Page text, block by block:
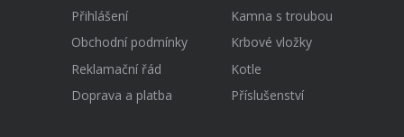
Přihlášení
Obchodní podmínky
Reklamační řád
Doprava a platba
Kamna s troubou
Krbové vložky
Kotle
Příslušenství